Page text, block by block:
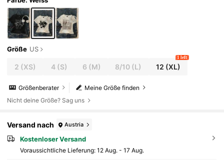
Größe US
2 (XS) 4(S) 6 (M) 8/10 (L) 12 (XL)
1 left
Meine Größe finden
Größenberater
Nicht deine Größe? Sag uns
Versand nach Austria
Kostenloser Versand
Voraussichtliche Lieferung: 12 Aug. - 17 Aug.